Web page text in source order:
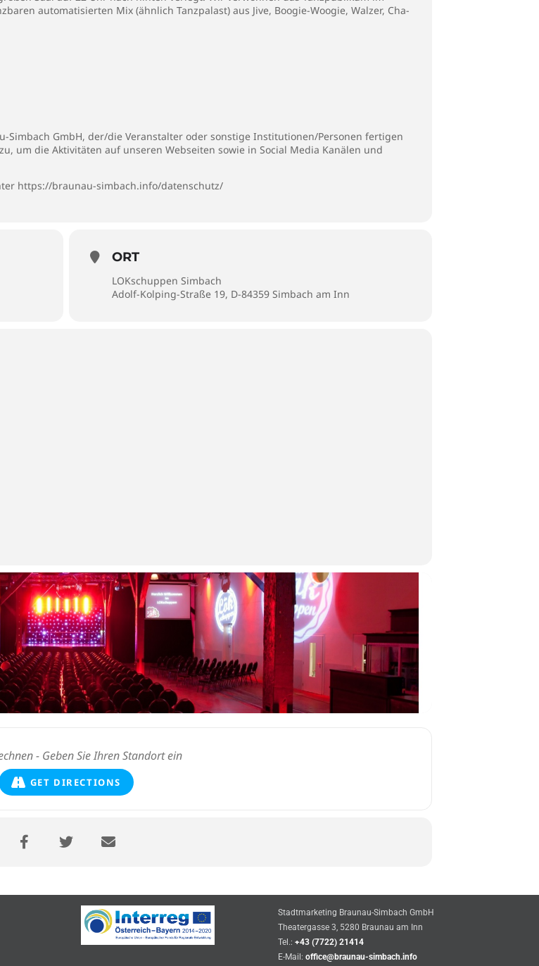
automatisierten Mix (ähnlich Tanzpalast) aus Jive, Boogie-Woogie, Walzer, Cha-
Simbach GmbH, der/die Veranstalter oder sonstige Institutionen/Personen fertigen
um die Aktivitäten auf unseren Webseiten sowie in Social Media Kanälen und
https://braunau-simbach.info/datenschutz/
ORT
LOKschuppen Simbach
Adolf-Kolping-Straße 19, D-84359 Simbach am Inn
GET DIRECTIONS
Stadtmarketing Braunau-Simbach GmbH
Theatergasse 3, 5280 Braunau am Inn
Tel.: +43 (7722) 21414
E-Mail: office@braunau-simbach.info